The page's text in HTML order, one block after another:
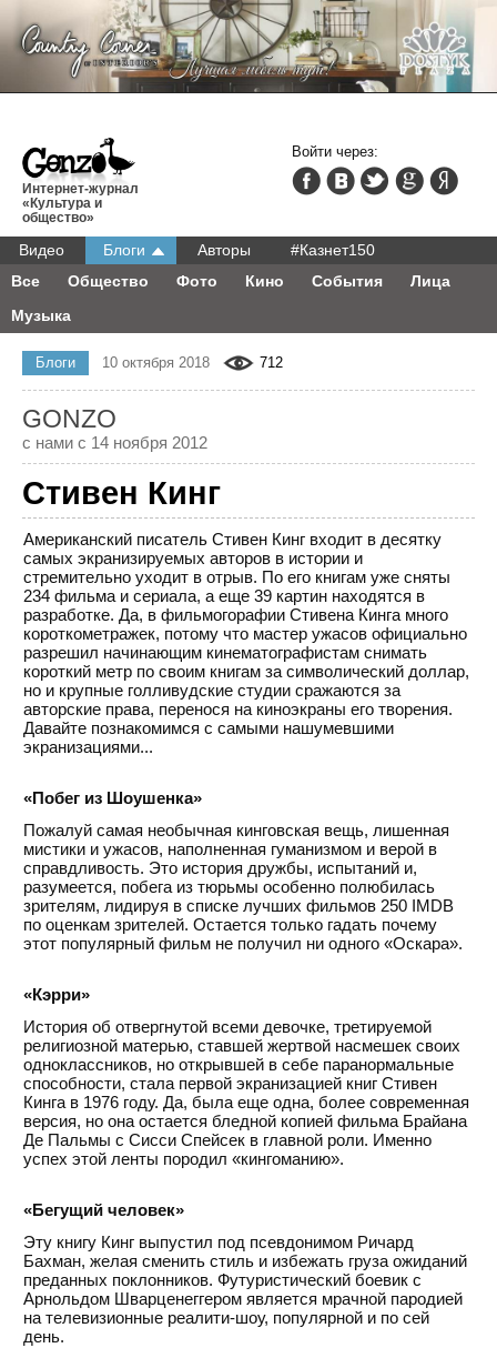
Интернет-журнал
«Культура и
общество»
Видео Блоги Авторы
#Казнет150
Все
Общество Фото Кино События
Лица
Музыка
Войти через:
Блоги 10 октября 2018 712
GONZO
с нами с 14 ноября 2012
Стивен Кинг
Американский писатель Стивен Кинг входит в десятку
самых экранизируемых авторов в истории и
стремительно уходит в отрыв. По его книгам уже сняты
234 фильма и сериала, а еще 39 картин находятся в
разработке. Да, в фильмогорафии Стивена Кинга много
короткометражек, потому что мастер ужасов официально
разрешил начинающим кинематографистам снимать
короткий метр по своим книгам за символический доллар,
но и крупные голливудские студии сражаются за
авторские права, перенося на киноэкраны его творения.
Давайте познакомимся с самыми нашумевшими
экранизациями...
«Побег из Шоушенка»
Пожалуй самая необычная кинговская вещь, лишенная
мистики и ужасов, наполненная гуманизмом и верой в
справдливость. Это история дружбы, испытаний и,
разумеется, побега из тюрьмы особенно полюбилась
зрителям, лидируя в списке лучших фильмов 250 IMDB
по оценкам зрителей. Остается только гадать почему
этот популярный фильм не получил ни одного «Оскара».
«Кэрри»
История об отвергнутой всеми девочке, третируемой
религиозной матерью, ставшей жертвой насмешек своих
одноклассников, но открывшей в себе паранормальные
способности, стала первой экранизацией книг Стивен
Кинга в 1976 году. Да, была еще одна, более современная
версия, но она остается бледной копией фильма Брайана
Де Пальмы с Сисси Спейсек в главной роли. Именно
успех этой ленты породил «кингоманию».
«Бегущий человек»
Эту книгу Кинг выпустил под псевдонимом Ричард
Бахман, желая сменить стиль и избежать груза ожиданий
преданных поклонников. Футуристический боевик с
Арнольдом Шварценеггером является мрачной пародией
на телевизионные реалити-шоу, популярной и по сей
день.